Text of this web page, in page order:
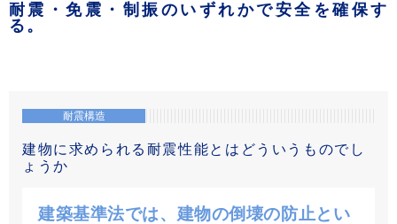
耐震・免震・制振のいずれかで安全を確保す
る。
耐震構造
建物に求められる耐震性能とはどういうものでし
ょうか
建築基準法では、建物の倒壊の防止とい